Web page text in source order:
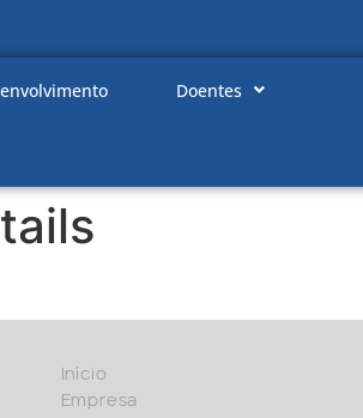
Doentes
Início
Empresa